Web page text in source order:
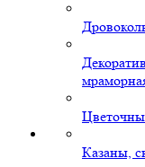
Казаны,